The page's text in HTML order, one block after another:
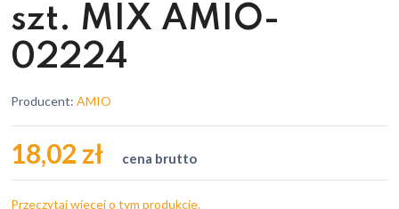
szt. MIX AMIO-
02224
Producent: AMIO
18,02 zł cena brutto
Przeczytaj wiecej o tym produkcie.